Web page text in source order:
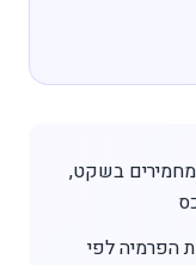
— הבנקים מחמירים בשקט,
הפרמיה לפי